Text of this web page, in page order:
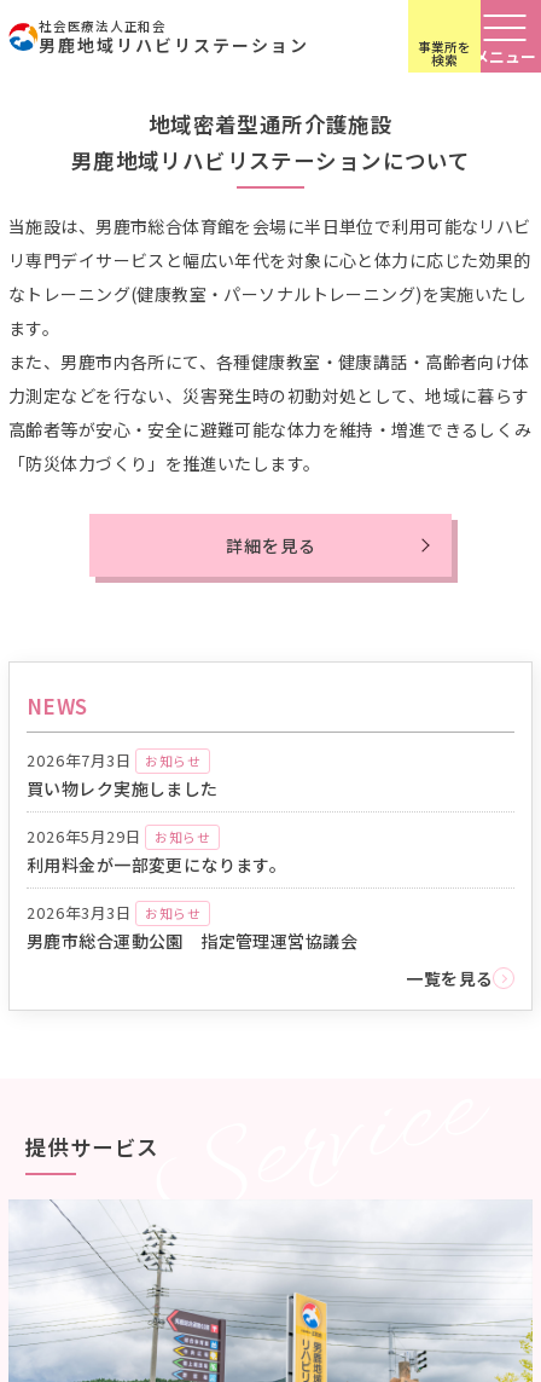
社会医療法人正和会
男鹿地域リハビリステーション 事業所を
検索
笑顔で暮らす、そのお手伝いを。
地域密着型通所介護施設
男鹿地域リハビリステーションについて
当施設は、男鹿市総合体育館を会場に半日単位で利用可能なリハビ
リ専門デイサービスと幅広い年代を対象に心と体力に応じた効果的
なトレーニング(健康教室・パーソナルトレーニング)を実施いたし
ます。
また、男鹿市内各所にて、各種健康教室・健康講話・高齢者向け体
力測定などを行ない、災害発生時の初動対処として、地域に暮らす
高齢者等が安心・安全に避難可能な体力を維持・増進できるしくみ
「防災体力づくり」を推進いたします。
詳細を見る
NEWS
2026年7月3日 お知らせ
買い物レク実施しました
2026年5月29日 お知らせ
利用料金が一部変更になります。
2026年3月3日 お知らせ
男鹿市総合運動公園 指定管理運営協議会
一覧を見る
Service
提供サービス